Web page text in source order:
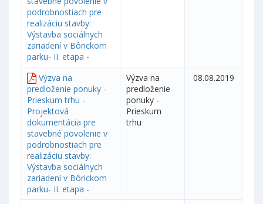
podrobnostiach pre
realizáciu stavby:
Výstavba sociálnych
zariadení v Bôrickom
parku- II. etapa -
Výzva na
predloženie ponuky -
Prieskum trhu -
Projektová
dokumentácia pre
stavebné povolenie v
podrobnostiach pre
realizáciu stavby:
Výstavba sociálnych
zariadení v Bôrickom
parku- II. etapa -
Výzva na
predloženie
ponuky -
Prieskum
trhu
08.08.2019